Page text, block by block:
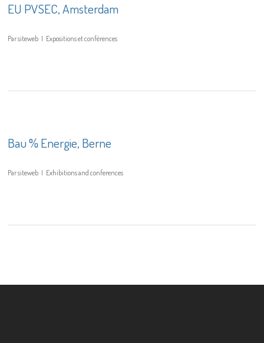
EU PVSEC, Amsterdam
Parsiteweb Expositions et conférences
Bau % Energie, Berne
Parsiteweb Exhibitions and conferences